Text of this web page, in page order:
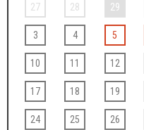
27 28 29
3 4 5
10 11 12
17 18 19
24 25 26